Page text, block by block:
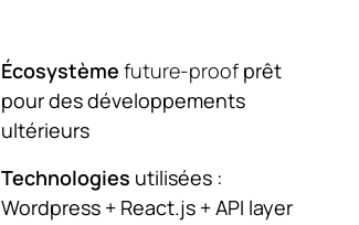
Écosystème future-proof prêt
pour des développements
ultérieurs
Technologies utilisées :
Wordpress + React.js + API layer